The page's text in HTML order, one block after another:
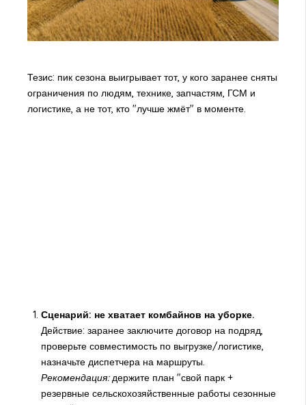
Тезис: пик сезона выигрывает тот, у кого заранее сняты
ограничения по людям, технике, запчастям, ГСМ и
логистике, а не тот, кто "лучше жмёт" в моменте.
Сценарий: не хватает комбайнов на уборке.
Действие: заранее заключите договор на подряд,
проверьте совместимость по выгрузке/логистике,
назначьте диспетчера на маршруты.
Рекомендация:держите план "свой парк +
резервные сельскохозяйственные работы сезонные